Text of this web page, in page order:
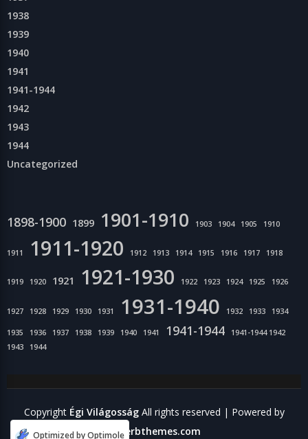
1938
1939
1940
1941
1941-1944
1942
1943
1944
Uncategorized
1898-1900 1899 1901-1910 1903 1904 1905 1910
1911 1911-1920 1912 1913 1914 1915 1916 1917 1918
1919 1920 1921 1921-1930 1922 1923 1924 1925 1926
1927 1928 1929 1930 1931 1931-1940 1932 1933 1934
1935 1936 1937 1938 1939 1940 1941 1941-1944
1941-1944 1942
1943
1944
Copyright Égi VilágosságAll rights reserved | Powered by
Superbthemes.com
Optimized by Optimole